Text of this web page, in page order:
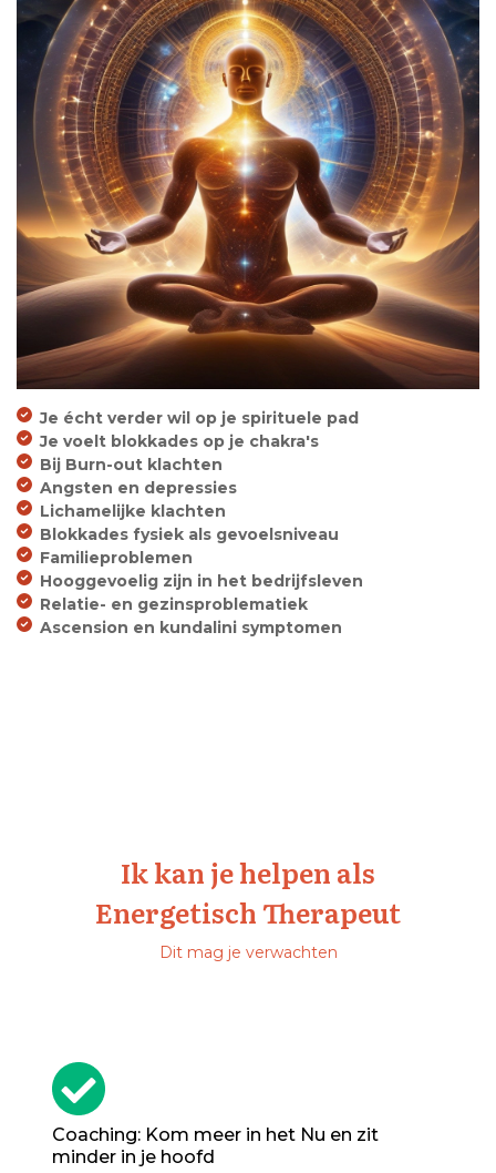
Je écht verder wil op je spirituele pad
Je voelt blokkades op je chakra's
Bij Burn-out klachten
Angsten en depressies
Lichamelijke klachten
Blokkades fysiek als gevoelsniveau
Familieproblemen
Hooggevoelig zijn in het bedrijfsleven
Relatie- en gezinsproblematiek
Ascension en kundalini symptomen
Ik kan je helpen als
Energetisch Therapeut
Dit mag je verwachten
Coaching: Kom meer in het Nu en zit
minder in je hoofd